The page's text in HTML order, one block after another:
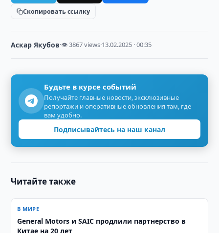
Скопировать ссылку
Аскар Якубов·👁 3867 views·13.02.2025 · 00:35
Будьте в курсе событий
Получайте главные новости, эксклюзивные
репортажи и оперативные обновления там, где
вам удобно.
Подписывайтесь на наш канал
Читайте также
В МИРЕ
General Motors и SAIC продлили партнерство в
Китае на 20 лет